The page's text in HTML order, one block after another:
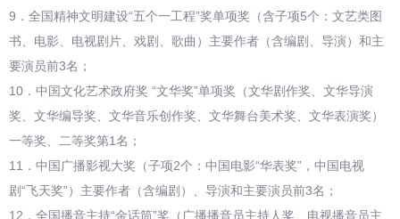
9．全国精神文明建设“五个一工程”奖单项奖（含子项5个：文艺类图
书、电影、电视剧片、戏剧、歌曲）主要作者（含编剧、导演）和主
要演员前3名；
10．中国文化艺术政府奖 “文华奖”单项奖（文华剧作奖、文华导演
奖、文华编导奖、文华音乐创作奖、文华舞台美术奖、文华表演奖）
一等奖、二等奖第1名；
11．中国广播影视大奖（子项2个：中国电影“华表奖”，中国电视
剧“飞天奖”）主要作者（含编剧）、导演和主要演员前3名；
12．全国播音主持“金话筒”奖（广播播音员主持人奖、电视播音员主